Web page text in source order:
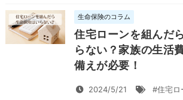
生命保険のコラム
住宅ローンを組んだ
らない？家族の生活
備えが必要！
2024/5/21 #住宅ロ